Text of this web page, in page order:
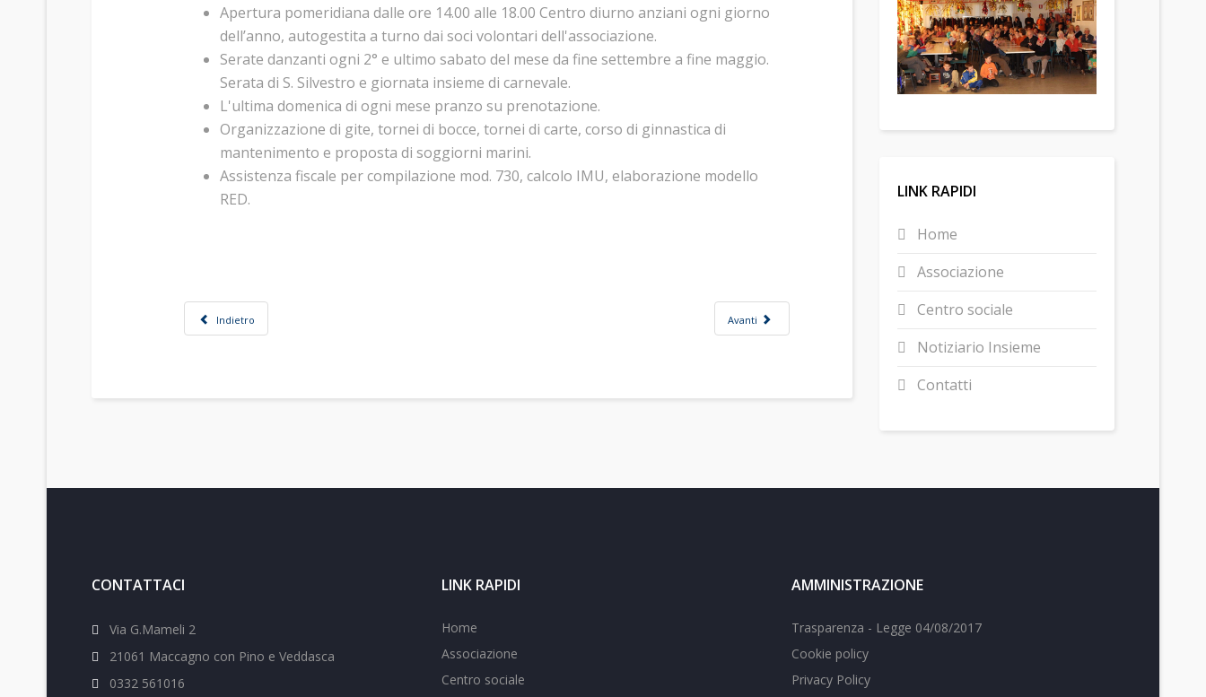
Apertura pomeridiana dalle ore 14.00 alle 18.00 Centro diurno anziani ogni giorno
dell’anno, autogestita a turno dai soci volontari dell'associazione.
Serate danzanti ogni 2° e ultimo sabato del mese da fine settembre a fine maggio.
Serata di S. Silvestro e giornata insieme di carnevale.
L'ultima domenica di ogni mese pranzo su prenotazione.
Organizzazione di gite, tornei di bocce, tornei di carte, corso di ginnastica di
mantenimento e proposta di soggiorni marini.
Assistenza fiscale per compilazione mod. 730, calcolo IMU, elaborazione modello
RED.
Indietro Avanti
LINK RAPIDI
Home
Associazione
Centro sociale
Notiziario Insieme
Contatti
CONTATTACI
Via G.Mameli 2
21061 Maccagno con Pino e Veddasca
0332 561016
LINK RAPIDI
Home
Associazione
Centro sociale
AMMINISTRAZIONE
Trasparenza - Legge 04/08/2017
Cookie policy
Privacy Policy